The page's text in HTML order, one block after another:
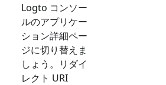
Logto コンソー
ルのアプリケー
ション詳細ペー
ジに切り替えま
しょう。リダイ
レクト URI